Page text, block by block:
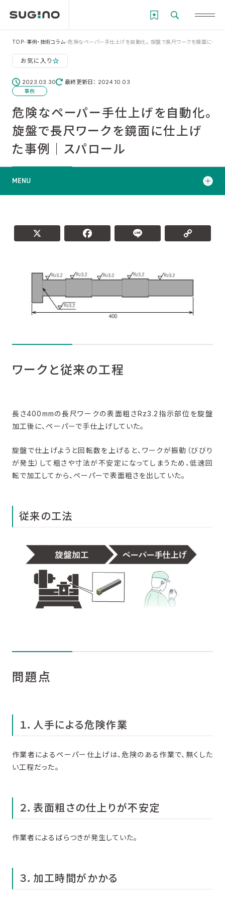
TOP 事例・技術コラム 危険なペーパー手仕上げを自動化。 旋盤で長尺ワークを鏡面に仕上
お気に入り
2023.03.30 最終更新日： 2024.10.03
事例
危険なペーパー手仕上げを自動化。
旋盤で長尺ワークを鏡面に仕上げ
た事例｜スパロール
MENU
まずはお手持ちの旋盤で試してみませんか？
ワークと従来の工程
長さ400mmの長尺ワークの表面粗さRz3.2指示部位を旋盤
加工後に、ペーパーで手仕上げしていた。
旋盤で仕上げようと回転数を上げると、ワークが振動（びびり
が発生）して粗さや寸法が不安定になってしまうため、低速回
転で加工してから、ペーパーで表面粗さを出していた。
従来の工法
問題点
１．人手による危険作業
作業者によるペーパー仕上げは、危険のある作業で、無くした
い工程だった。
２．表面粗さの仕上りが不安定
作業者によるばらつきが発生していた。
３．加工時間がかかる